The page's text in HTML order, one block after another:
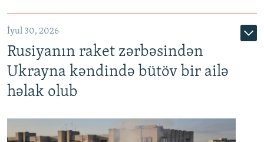
İyul 30, 2026
Rusiyanın raket zərbəsindən
Ukrayna kəndində bütöv bir ailə
həlak olub